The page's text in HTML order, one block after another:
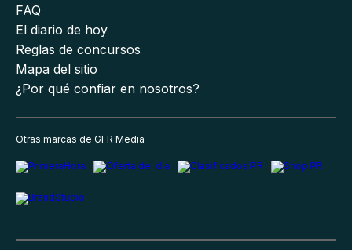
FAQ
El diario de hoy
Reglas de concursos
Mapa del sitio
¿Por qué confiar en nosotros?
Otras marcas de GFR Media